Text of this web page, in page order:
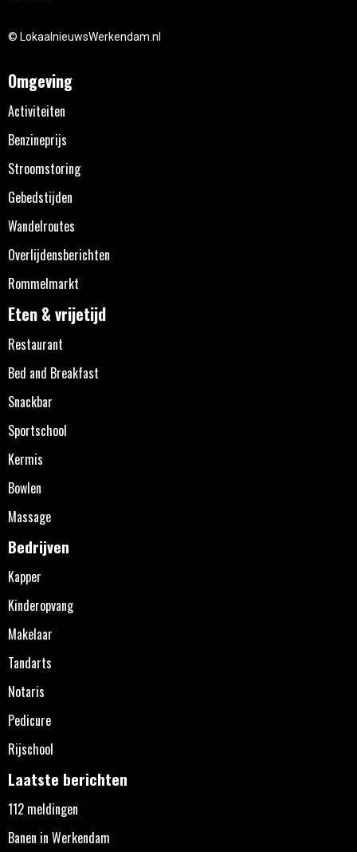
© LokaalnieuwsWerkendam.nl
Omgeving
Activiteiten
Benzineprijs
Stroomstoring
Gebedstijden
Wandelroutes
Overlijdensberichten
Rommelmarkt
Eten & vrijetijd
Restaurant
Bed and Breakfast
Snackbar
Sportschool
Kermis
Bowlen
Massage
Bedrijven
Kapper
Kinderopvang
Makelaar
Tandarts
Notaris
Pedicure
Rijschool
Laatste berichten
112 meldingen
Banen in Werkendam